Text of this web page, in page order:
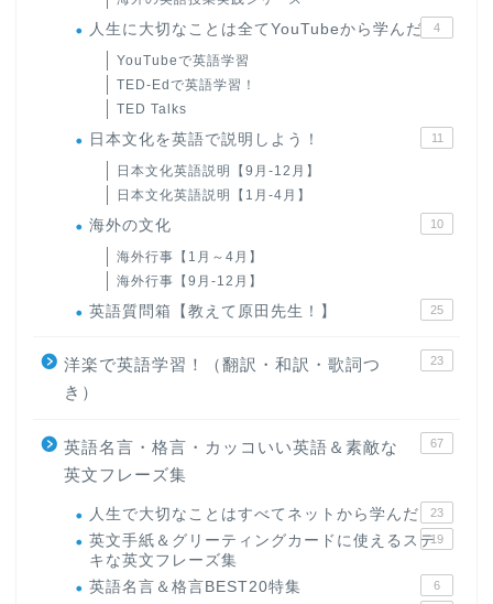
人生に大切なことは全てYouTubeから学んだ 4
YouTubeで英語学習
TED-Edで英語学習！
TED Talks
日本文化を英語で説明しよう！ 11
日本文化英語説明【9月-12月】
日本文化英語説明【1月-4月】
海外の文化 10
海外行事【1月～4月】
海外行事【9月-12月】
英語質問箱【教えて原田先生！】 25
洋楽で英語学習！（翻訳・和訳・歌詞つ
き）
23
英語名言・格言・カッコいい英語＆素敵な
英文フレーズ集
67
人生で大切なことはすべてネットから学んだ 23
英文手紙＆グリーティングカードに使えるステ
キな英文フレーズ集
19
英語名言＆格言BEST20特集 6